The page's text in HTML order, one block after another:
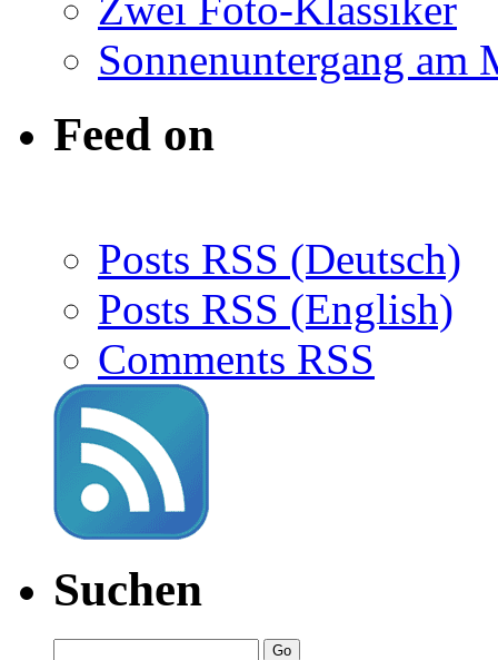
Zwei Foto-Klassiker
Sonnenuntergang am
Feed on
Posts RSS (Deutsch)
Posts RSS (English)
Comments RSS
Suchen